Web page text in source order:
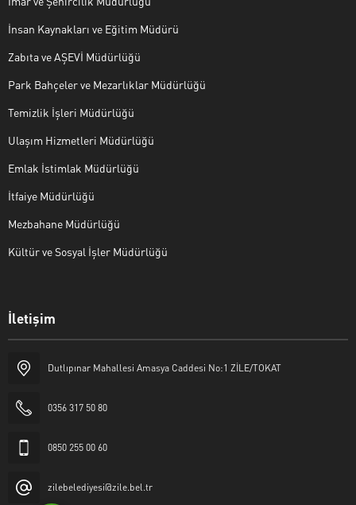
İnsan Kaynakları ve Eğitim Müdürü
Zabıta ve AŞEVİ Müdürlüğü
Park Bahçeler ve Mezarlıklar Müdürlüğü
Temizlik İşleri Müdürlüğü
Ulaşım Hizmetleri Müdürlüğü
Emlak İstimlak Müdürlüğü
İtfaiye Müdürlüğü
Mezbahane Müdürlüğü
Kültür ve Sosyal İşler Müdürlüğü
İletişim
Dutlıpınar Mahallesi Amasya Caddesi No:1 ZİLE/TOKAT
0356 317 50 80
0850 255 00 60
zilebelediyesi@zile.bel.tr